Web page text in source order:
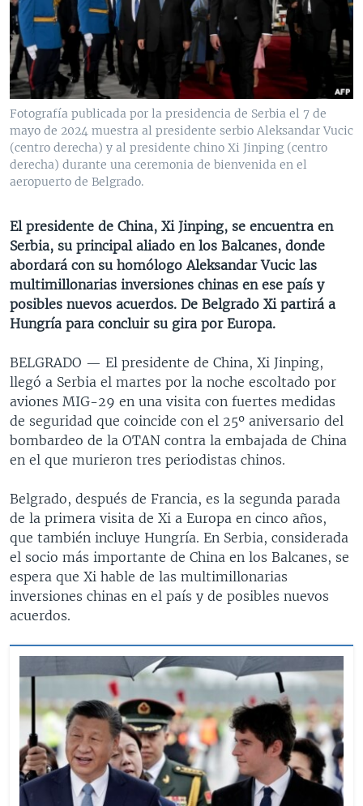
VENEZUELA
BRASIL
NICARAGUA
ECONOMÍA
ENTRETENIMIENTO Y CULTURA
TECNOLOGÍA
DEPORTES
CIENCIA Y SALUD
MULTIMEDIA
VIDEOS
FOTOGRAFÍA
AUDIOS
PROGRAMAS TV
EL MUNDO AL DÍA
FORO INTERAMERICANO
VISIÓN 360
LAS CLAVES
PANORAMA
RADIO
AVANCE INFORMATIVO
AUDIONOTICIAS
BUENOS DÍAS AMÉRICA
ESTADOS UNIDOS AL DÍA
EL MUNDO AL DÍA [RADIO]
FORO [RADIO]
DEPORTIVO INTERNACIONAL
NOTA ECONÓMICA
ENTRETENIMIENTO
DIRECT
DOCUMENTALES DE LA VOA
Learning English
SÍGANOS
Idiomas
Fotografía publicada por la presidencia de Serbia el 7 de
mayo de 2024 muestra al presidente serbio Aleksandar Vucic
(centro derecha) y al presidente chino Xi Jinping (centro
derecha) durante una ceremonia de bienvenida en el
aeropuerto de Belgrado.
El presidente de China, Xi Jinping, se encuentra en
Serbia, su principal aliado en los Balcanes, donde
abordará con su homólogo Aleksandar Vucic las
multimillonarias inversiones chinas en ese país y
posibles nuevos acuerdos. De Belgrado Xi partirá a
Hungría para concluir su gira por Europa.
BELGRADO — El presidente de China, Xi Jinping,
llegó a Serbia el martes por la noche escoltado por
aviones MIG-29 en una visita con fuertes medidas
de seguridad que coincide con el 25º aniversario del
bombardeo de la OTAN contra la embajada de China
en el que murieron tres periodistas chinos.
Belgrado, después de Francia, es la segunda parada
de la primera visita de Xi a Europa en cinco años,
que también incluye Hungría. En Serbia, considerada
el socio más importante de China en los Balcanes, se
espera que Xi hable de las multimillonarias
inversiones chinas en el país y de posibles nuevos
acuerdos.